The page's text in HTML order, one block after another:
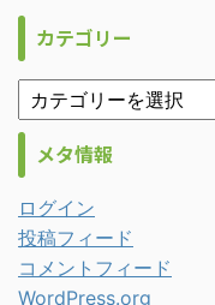
カテゴリー
メタ情報
ログイン
投稿フィード
コメントフィード
WordPress.org